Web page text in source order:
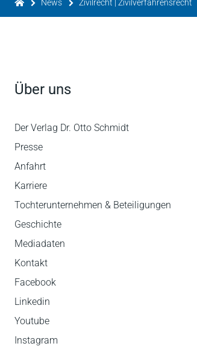
News Zivilrecht | Zivilverfahrensrecht
Über uns
Der Verlag Dr. Otto Schmidt
Presse
Anfahrt
Karriere
Tochterunternehmen & Beteiligungen
Geschichte
Mediadaten
Kontakt
Facebook
Linkedin
Youtube
Instagram